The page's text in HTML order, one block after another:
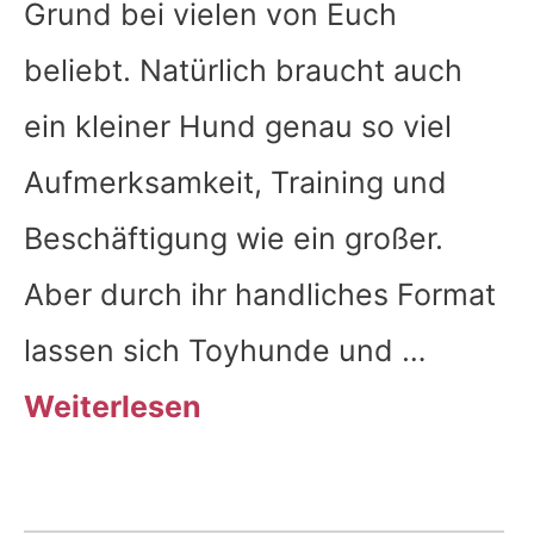
Grund bei vielen von Euch
beliebt. Natürlich braucht auch
ein kleiner Hund genau so viel
Aufmerksamkeit, Training und
Beschäftigung wie ein großer.
Aber durch ihr handliches Format
lassen sich Toyhunde und …
Weiterlesen